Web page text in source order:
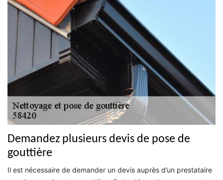
Demandez plusieurs devis de pose de
gouttière
Il est nécessaire de demander un devis auprès d’un prestataire